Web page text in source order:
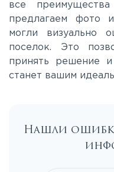
все
предлагаем фото
могли визуально
поселок. Это
принять решение и
станет вашим
Нашли